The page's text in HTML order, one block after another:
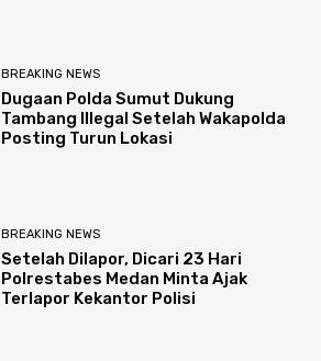
BREAKING NEWS
Dugaan Polda Sumut Dukung
Tambang Illegal Setelah Wakapolda
Posting Turun Lokasi
BREAKING NEWS
Setelah Dilapor, Dicari 23 Hari
Polrestabes Medan Minta Ajak
Terlapor Kekantor Polisi